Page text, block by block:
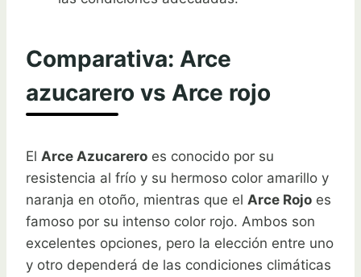
Comparativa: Arce
azucarero vs Arce rojo
El Arce Azucarero es conocido por su
resistencia al frío y su hermoso color amarillo y
naranja en otoño, mientras que el Arce Rojo es
famoso por su intenso color rojo. Ambos son
excelentes opciones, pero la elección entre uno
y otro dependerá de las condiciones climáticas